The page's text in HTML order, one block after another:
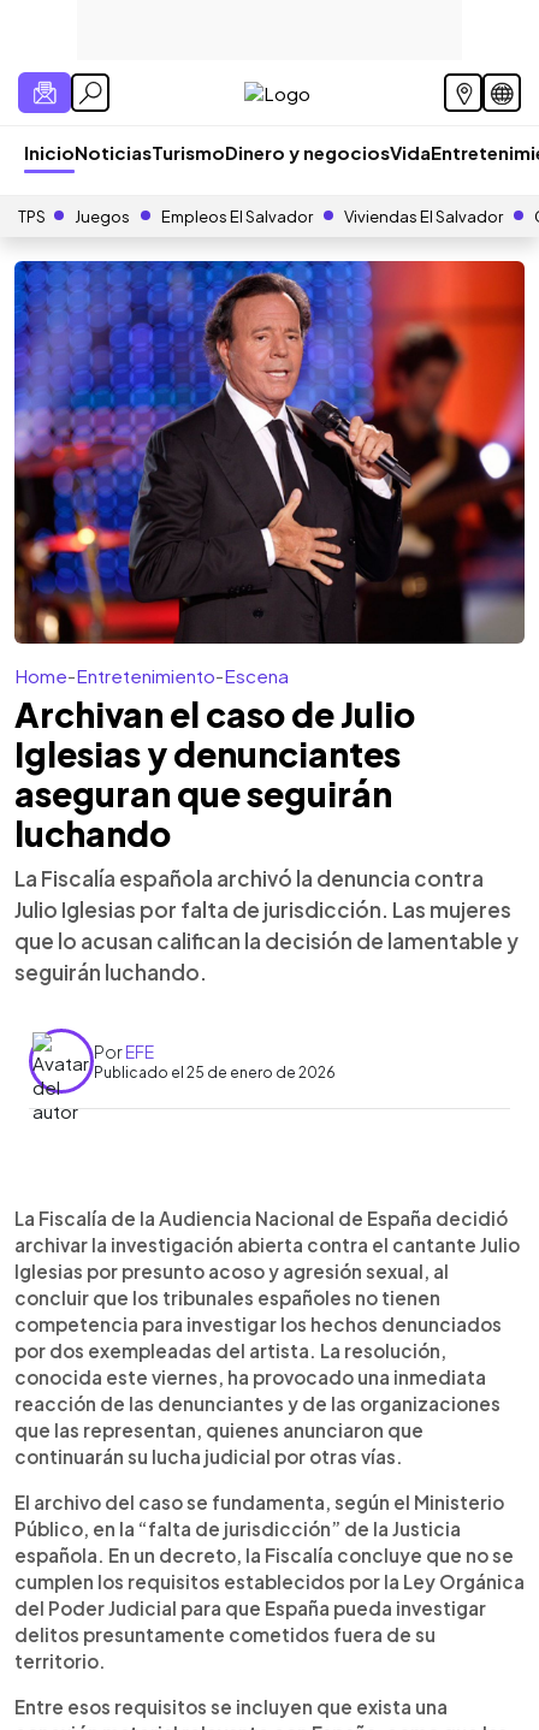
InicioNoticiasTurismoDinero y negociosVida
TPS Juegos Empleos El Salvador Viviendas El Salvador
Home-Entretenimiento-Escena
Archivan el caso de Julio
Iglesias y denunciantes
aseguran que seguirán
luchando
La Fiscalía española archivó la denuncia contra
Julio Iglesias por falta de jurisdicción. Las mujeres
que lo acusan califican la decisión de lamentable y
seguirán luchando.
PorEFE
Publicado el 25 de enero de 2026
► Escuchar artículo
La Fiscalía de la Audiencia Nacional de España
archivó la investigación contra el cantante Julio
Iglesias por presunto acoso y agresión sexual al
considerar que los tribunales españoles no tienen
jurisdicción sobre los hechos, ocurridos en
República Dominicana y Bahamas. Las
denunciantes, dos exempleadas del artista,
aportaron documentación y pruebas, pero la
Fiscalía sostuvo que no existe un vínculo suficiente
con España. Julio Iglesias negó las acusaciones y
aseguró que la denuncia dañó su reputación. Las
organizaciones que asesoran a las mujeres
calificaron la decisión de lamentable y anunciaron
que continuarán buscando justicia por otras vías
legales.
La Fiscalía de la Audiencia Nacional de España decidió
archivar la investigación abierta contra el cantante Julio
Iglesias por presunto acoso y agresión sexual, al
concluir que los tribunales españoles no tienen
competencia para investigar los hechos denunciados
por dos exempleadas del artista. La resolución,
conocida este viernes, ha provocado una inmediata
reacción de las denunciantes y de las organizaciones
que las representan, quienes anunciaron que
continuarán su lucha judicial por otras vías.
El archivo del caso se fundamenta, según el Ministerio
Público, en la “falta de jurisdicción” de la Justicia
española. En un decreto, la Fiscalía concluye que no se
cumplen los requisitos establecidos por la Ley Orgánica
del Poder Judicial para que España pueda investigar
delitos presuntamente cometidos fuera de su
territorio.
Entre esos requisitos se incluyen que exista una